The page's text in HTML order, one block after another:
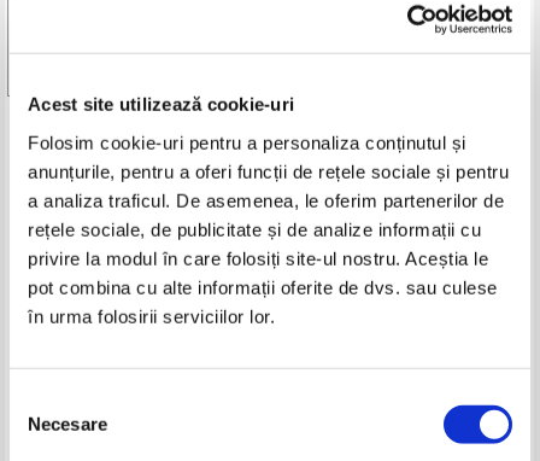
Acest site utilizează cookie-uri
Folosim cookie-uri pentru a personaliza conținutul și
anunțurile, pentru a oferi funcții de rețele sociale și pentru
a analiza traficul. De asemenea, le oferim partenerilor de
rețele sociale, de publicitate și de analize informații cu
privire la modul în care folosiți site-ul nostru. Aceștia le
pot combina cu alte informații oferite de dvs. sau culese
în urma folosirii serviciilor lor.
consimțământului
Necesare
Giovanni Papini - Un om sfarsit
Produse din aceeasi categorie
-40%
Voltaire - Opere alese (volumul